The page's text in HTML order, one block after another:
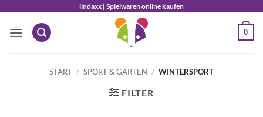
springen
lindaxx | Spielwaren online kaufen
0
START / SPORT & GARTEN / WINTERSPORT
FILTER